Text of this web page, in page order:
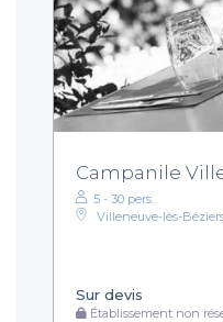
Campanile
5 - 30 pers.
Villeneuve-lès-
Sur devis
Établissement non